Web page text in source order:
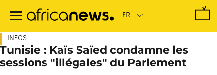
contenu
INFOS
Tunisie : Kaïs Saïed condamne les
sessions "illégales" du Parlement